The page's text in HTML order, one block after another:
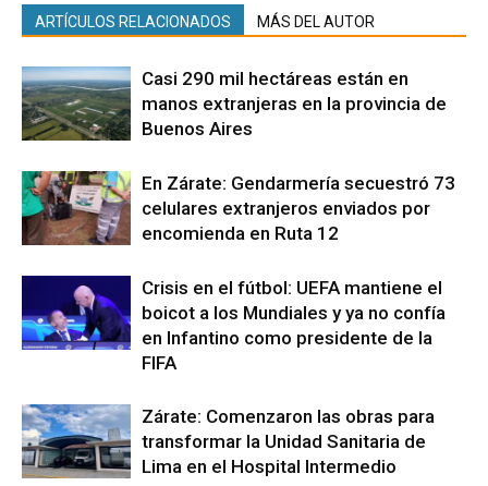
ARTÍCULOS RELACIONADOS MÁS DEL AUTOR
Casi 290 mil hectáreas están en
manos extranjeras en la provincia de
Buenos Aires
En Zárate: Gendarmería secuestró 73
celulares extranjeros enviados por
encomienda en Ruta 12
Crisis en el fútbol: UEFA mantiene el
boicot a los Mundiales y ya no confía
en Infantino como presidente de la
FIFA
Zárate: Comenzaron las obras para
transformar la Unidad Sanitaria de
Lima en el Hospital Intermedio